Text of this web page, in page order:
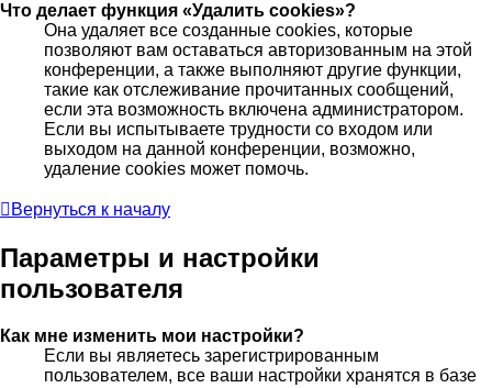
Что делает функция «Удалить cookies»?
Она удаляет все созданные cookies, которые
позволяют вам оставаться авторизованным на этой
конференции, а также выполняют другие функции,
такие как отслеживание прочитанных сообщений,
если эта возможность включена администратором.
Если вы испытываете трудности со входом или
выходом на данной конференции, возможно,
удаление cookies может помочь.
Вернуться к началу
Параметры и настройки
пользователя
Как мне изменить мои настройки?
Если вы являетесь зарегистрированным
пользователем, все ваши настройки хранятся в базе